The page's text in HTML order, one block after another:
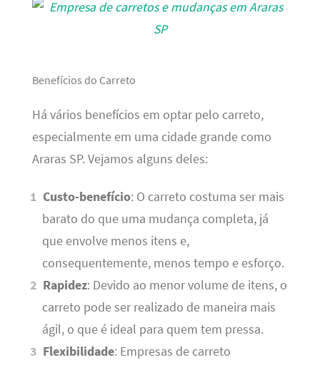
Benefícios do Carreto
Há vários benefícios em optar pelo carreto,
especialmente em uma cidade grande como
Araras SP. Vejamos alguns deles:
Custo-benefício: O carreto costuma ser mais
barato do que uma mudança completa, já
que envolve menos itens e,
consequentemente, menos tempo e esforço.
Rapidez: Devido ao menor volume de itens, o
carreto pode ser realizado de maneira mais
ágil, o que é ideal para quem tem pressa.
Flexibilidade: Empresas de carreto